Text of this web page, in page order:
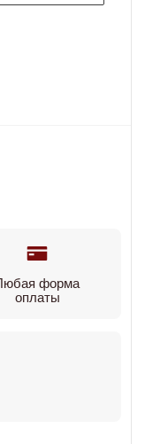
форма
оплаты